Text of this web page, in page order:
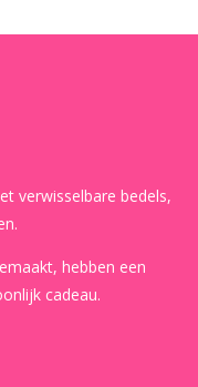
verwisselbare bedels,
hebben een
cadeau.